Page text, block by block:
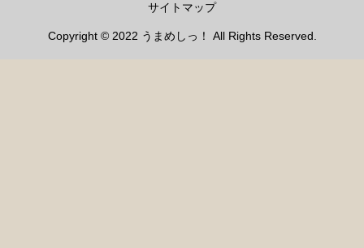
サイトマップ
Copyright © 2022 うまめしっ！ All Rights Reserved.